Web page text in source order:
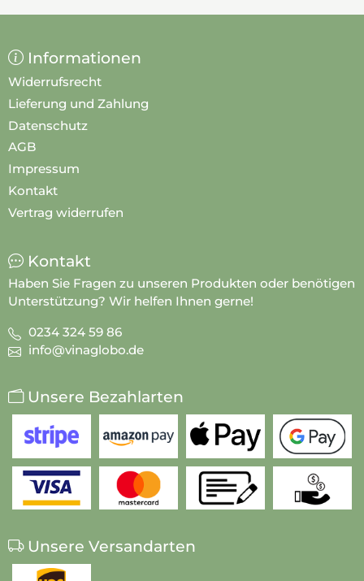
Informationen
Widerrufsrecht
Lieferung und Zahlung
Datenschutz
AGB
Impressum
Kontakt
Vertrag widerrufen
Kontakt
Haben Sie Fragen zu unseren Produkten oder benötigen
Unterstützung? Wir helfen Ihnen gerne!
0234 324 59 86
info@vinaglobo.de
Unsere Bezahlarten
Unsere Versandarten